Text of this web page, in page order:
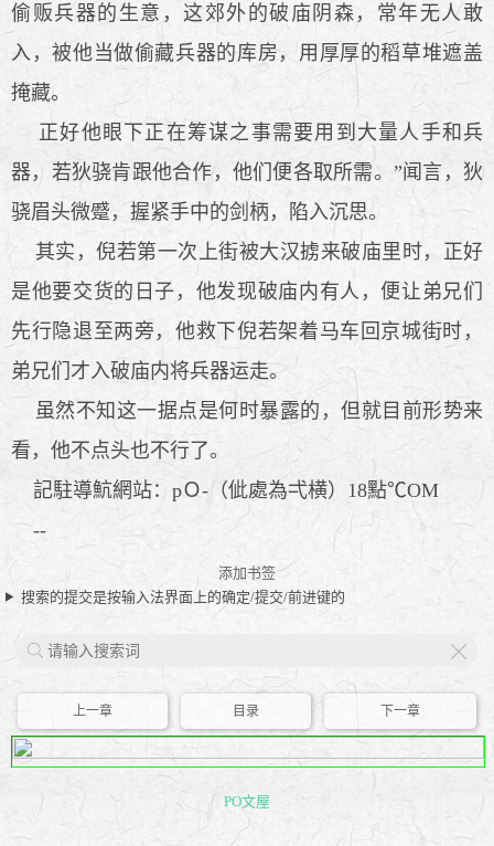
偷贩兵器的生意，这郊外的破庙阴森，常年无人敢
入，被他当做偷藏兵器的库房，用厚厚的稻草堆遮盖
掩藏。
正好他眼下正在筹谋之事需要用到大量人手和兵
器，若狄骁肯跟他合作，他们便各取所需。”闻言，狄
骁眉头微蹙，握紧手中的剑柄，陷入沉思。
其实，倪若第一次上街被大汉掳来破庙里时，正好
是他要交货的日子，他发现破庙内有人，便让弟兄们
先行隐退至两旁，他救下倪若架着马车回京城街时，
弟兄们才入破庙内将兵器运走。
虽然不知这一据点是何时暴露的，但就目前形势来
看，他不点头也不行了。
記駐導魧網站：pＯ-（佌處為弌横）18點℃OΜ
--
添加书签
搜索的提交是按输入法界面上的确定/提交/前进键的
上一章 目录 下一章
PO文屋